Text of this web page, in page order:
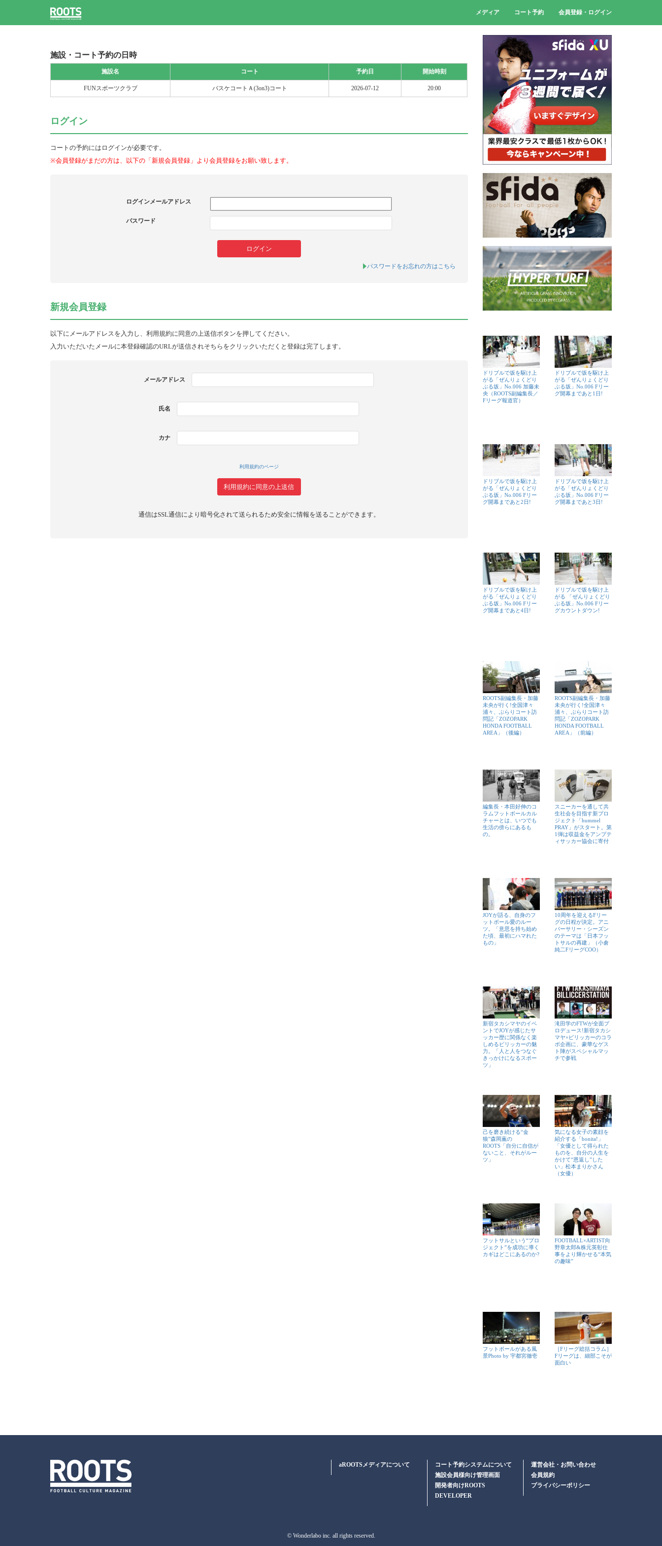
メディア コート予約 会員登録・ログイン
施設・コート予約の日時
施設名 コート 予約日 開始時刻
FUNスポーツクラブ バスケコートＡ(3on3)コート 2026-07-12 20:00
ログイン
コートの予約にはログインが必要です。
※会員登録がまだの方は、以下の「新規会員登録」より会員登録をお願い致します。
ログインメールアドレス
パスワード
パスワードをお忘れの方はこちら
新規会員登録
以下にメールアドレスを入力し、利用規約に同意の上送信ボタンを押してください。
入力いただいたメールに本登録確認のURLが送信されそちらをクリックいただくと登録は完了します。
メールアドレス
氏名
カナ
利用規約のページ
通信はSSL通信により暗号化されて送られるため安全に情報を送ることができます。
ドリブルで坂を駆け上
がる「ぜんりょくどり
ぶる坂」No.006 加藤未
央（ROOTS副編集長／
Fリーグ報道官）
ドリブルで坂を駆け上
がる「ぜんりょくどり
ぶる坂」No.006 Fリー
グ開幕まであと1日!
ドリブルで坂を駆け上
がる「ぜんりょくどり
ぶる坂」No.006 Fリー
グ開幕まであと2日!
ドリブルで坂を駆け上
がる「ぜんりょくどり
ぶる坂」No.006 Fリー
グ開幕まであと3日!
ドリブルで坂を駆け上
がる「ぜんりょくどり
ぶる坂」No.006 Fリー
グ開幕まであと4日!
ドリブルで坂を駆け上
がる 「ぜんりょくどり
ぶる坂」No.006 Fリー
グカウントダウン!
ROOTS副編集長・加藤
未央が行く!全国津々
浦々、ぶらりコート訪
問記「ZOZOPARK
HONDA FOOTBALL
AREA」（後編）
ROOTS副編集長・加藤
未央が行く!全国津々
浦々、ぶらりコート訪
問記「ZOZOPARK
HONDA FOOTBALL
AREA」（前編）
編集長・本田好伸のコ
ラムフットボールカル
チャーとは、いつでも
生活の傍らにあるも
の。
スニーカーを通して共
生社会を目指す新プロ
ジェクト「hummel
PRAY」がスタート。第
1弾は収益金をアンプテ
ィサッカー協会に寄付
JOYが語る、自身のフ
ットボール愛のルー
ツ。「意思を持ち始め
た頃、最初にハマれた
もの」
10周年を迎えるFリー
グの日程が決定。アニ
バーサリー・シーズン
のテーマは「日本フッ
トサルの再建」（小倉
純二FリーグCOO）
新宿タカシマヤのイベ
ントでJOYが感じたサ
ッカー歴に関係なく楽
しめるビリッカーの魅
力。「人と人をつなぐ
きっかけになるスポー
ツ」
滝田学のFTWが全面プ
ロデュース!新宿タカシ
マヤ×ビリッカーのコラ
ボ企画に、豪華なゲス
ト陣がスペシャルマッ
チで参戦
己を磨き続ける“金
狼”森岡薫の
ROOTS「自分に自信が
ないこと、それがルー
ツ」
気になる女子の素顔を
紹介する「bonita!」
「女優として得られた
ものを、自分の人生を
かけて“恩返し”した
い」松本まりかさん
（女優）
フットサルという“プロ
ジェクト”を成功に導く
カギはどこにあるのか?
FOOTBALL×ARTIST向
野章太郎&株元英彰仕
事をより輝かせる“本気
の趣味”
フットボールがある風
景Photo by 宇都宮徹壱
［Fリーグ総括コラム］
Fリーグは、細部こそが
面白い
aROOTSメディアについて
コート予約システムについて
施設会員様向け管理画面
開発者向けROOTS
DEVELOPER
運営会社・お問い合わせ
会員規約
プライバシーポリシー
© Wonderlabo inc. all rights reserved.